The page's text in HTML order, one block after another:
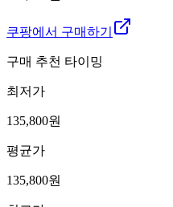
쿠팡에서 구매하기
구매 추천 타이밍
최저가
135,800원
평균가
135,800원